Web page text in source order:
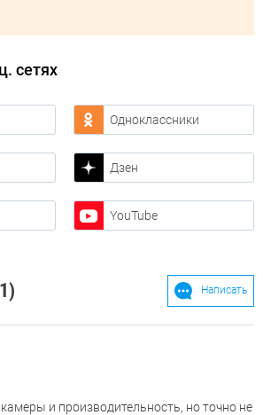
сетях
Одноклассники
Дзен
YouTube
Написать
и производительность, но точно не